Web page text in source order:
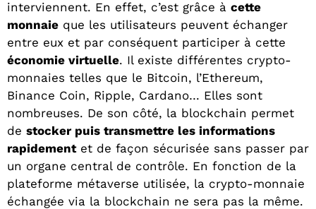
interviennent. En effet, c’est grâce à cette
monnaie que les utilisateurs peuvent échanger
entre eux et par conséquent participer à cette
économie virtuelle. Il existe différentes crypto-
monnaies telles que le Bitcoin, l’Ethereum,
Binance Coin, Ripple, Cardano… Elles sont
nombreuses. De son côté, la blockchain permet
de stocker puis transmettre les informations
rapidementet de façon sécurisée sans passer par
un organe central de contrôle. En fonction de la
plateforme métaverse utilisée, la crypto-monnaie
échangée via la blockchain ne sera pas la même.